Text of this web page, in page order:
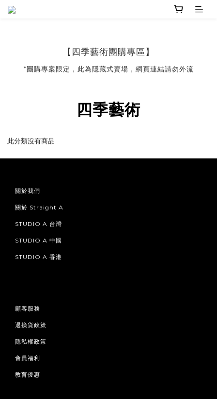
【四季藝術團購專區】
*團購專案限定，此為隱藏式賣場，網頁連結請勿外流
四季藝術
此分類沒有商品
關於我們
關於 Straight A
STUDIO A 台灣
STUDIO A 中國
STUDIO A 香港
顧客服務
退換貨政策
隱私權政策
會員福利
教育優惠